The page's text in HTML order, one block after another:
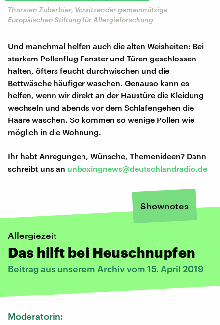
Thorsten Zuberbier, Vorsitzender gemeinnützige
Europäischen Stiftung für Allergieforschung
Und manchmal helfen auch die alten Weisheiten: Bei
starkem Pollenflug Fenster und Türen geschlossen
halten, öfters feucht durchwischen und die
Bettwäsche häufiger waschen. Genauso kann es
helfen, wenn wir direkt an der Haustüre die Kleidung
wechseln und abends vor dem Schlafengehen die
Haare waschen. So kommen so wenige Pollen wie
möglich in die Wohnung.
Ihr habt Anregungen, Wünsche, Themenideen? Dann
schreibt uns an unboxingnews@deutschlandradio.de
Shownotes
Allergiezeit
Das hilft bei Heuschnupfen
Beitrag aus unserem Archiv vom 15. April 2019
Moderatorin: